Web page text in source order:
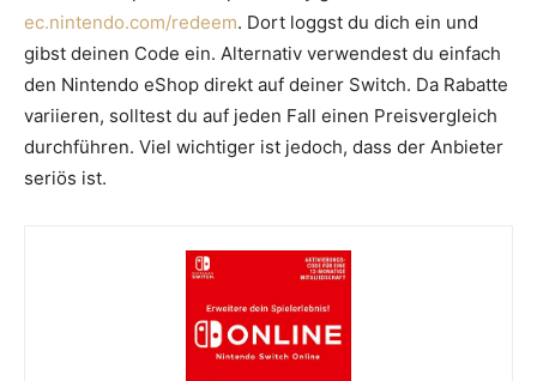
ec.nintendo.com/redeem. Dort loggst du dich ein und
gibst deinen Code ein. Alternativ verwendest du einfach
den Nintendo eShop direkt auf deiner Switch. Da Rabatte
variieren, solltest du auf jeden Fall einen Preisvergleich
durchführen. Viel wichtiger ist jedoch, dass der Anbieter
seriös ist.